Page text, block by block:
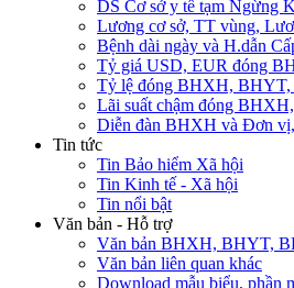
DS Cơ sở y tế tạm
Lương cơ sở, TT vùng,
Bệnh dài ngày và H.dẫn
Tỷ giá USD, EUR đóng
Tỷ lệ đóng BHXH,
Lãi suất chậm đóng
Diễn đàn BHXH và Đơn
Tin tức
Tin Bảo hiểm Xã hội
Tin Kinh tế - Xã hội
Tin nổi bật
Văn bản - Hỗ trợ
Văn bản BHXH, BHYT,
Văn bản liên quan khác
Download mẫu biểu, phần